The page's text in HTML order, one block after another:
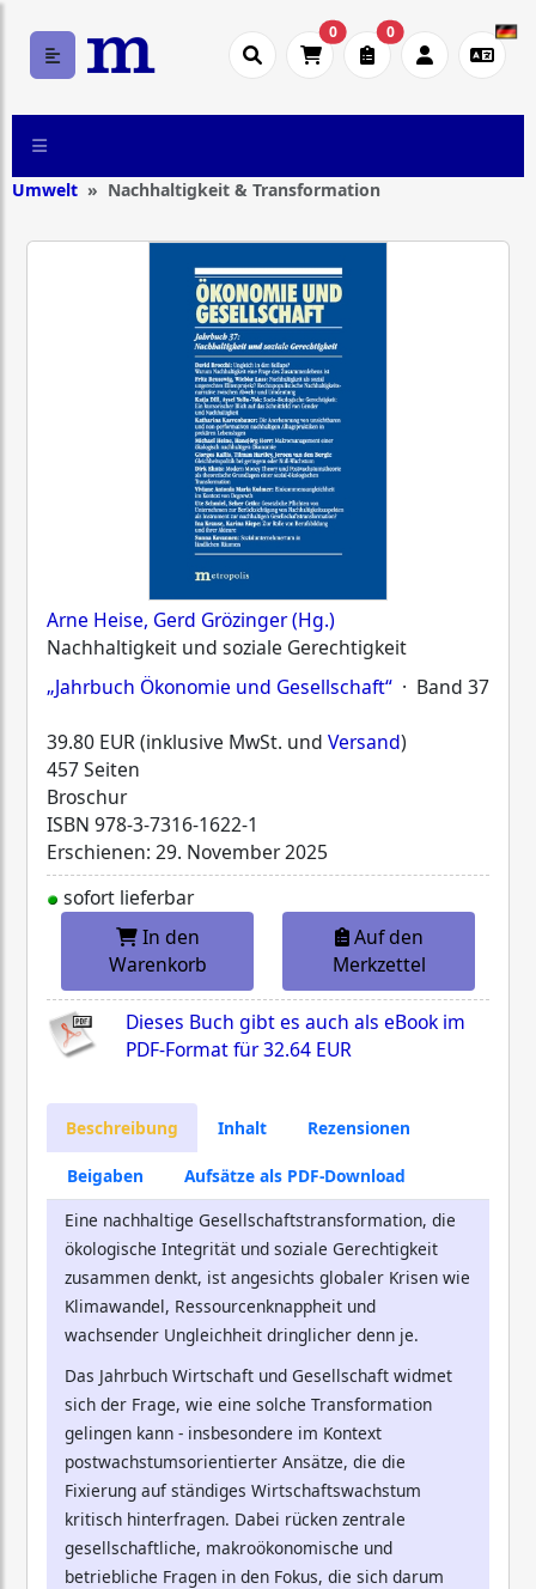
0 0
Umwelt Nachhaltigkeit & Transformation
Arne Heise, Gerd Grözinger (Hg.)
Nachhaltigkeit und soziale Gerechtigkeit
„Jahrbuch Ökonomie und Gesellschaft“ · Band 37
39.80 EUR (inklusive MwSt. und Versand)
457 Seiten
Broschur
ISBN 978-3-7316-1622-1
Erschienen: 29. November 2025
sofort lieferbar
In den
Warenkorb
Auf den
Merkzettel
Dieses Buch gibt es auch als eBook im
PDF-Format für32.64 EUR
Beschreibung Inhalt Rezensionen
Beigaben
Aufsätze als PDF-Download
Eine nachhaltige Gesellschaftstransformation, die
ökologische Integrität und soziale Gerechtigkeit
zusammen denkt, ist angesichts globaler Krisen wie
Klimawandel, Ressourcenknappheit und
wachsender Ungleichheit dringlicher denn je.
Das Jahrbuch Wirtschaft und Gesellschaft widmet
sich der Frage, wie eine solche Transformation
gelingen kann - insbesondere im Kontext
postwachstumsorientierter Ansätze, die die
Fixierung auf ständiges Wirtschaftswachstum
kritisch hinterfragen. Dabei rücken zentrale
gesellschaftliche, makroökonomische und
betriebliche Fragen in den Fokus, die sich darum